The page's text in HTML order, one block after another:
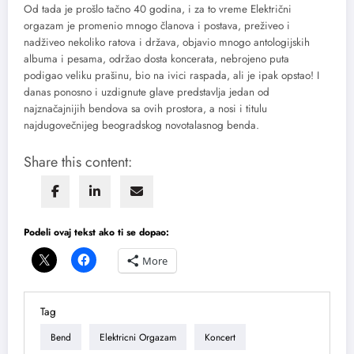
Od tada je prošlo tačno 40 godina, i za to vreme Električni
orgazam je promenio mnogo članova i postava, preživeo i
nadživeo nekoliko ratova i država, objavio mnogo antologijskih
albuma i pesama, održao dosta koncerata, nebrojeno puta
podigao veliku prašinu, bio na ivici raspada, ali je ipak opstao! I
danas ponosno i uzdignute glave predstavlja jedan od
najznačajnijih bendova sa ovih prostora, a nosi i titulu
najdugovečnijeg beogradskog novotalasnog benda.
Share this content:
Podeli ovaj tekst ako ti se dopao:
More
Tag
Bend Elektricni Orgazam Koncert